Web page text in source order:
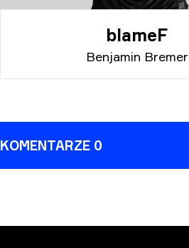
blameF
Benjamin Bremer
KOMENTARZE 0